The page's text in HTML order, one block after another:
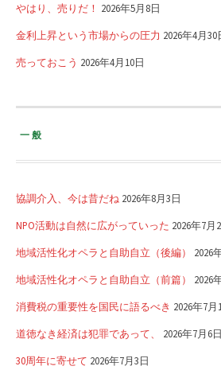
やはり、売りだ！ 2026年5月8日
金利上昇という市場からの圧力 2026年4月30
売っておこう 2026年4月10日
一般
協調介入、今は昔だね 2026年8月3日
NPO活動は自然に広がっていった 2026年7月
地域活性化オペラと自助自立（後編） 2026
地域活性化オペラと自助自立（前篇） 2026
消費税の重要性を国民に語るべき 2026年7月
道徳なき経済は犯罪であって、 2026年7月6日
30周年に寄せて 2026年7月3日